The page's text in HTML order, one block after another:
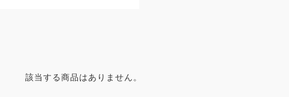
該当する商品はありません。